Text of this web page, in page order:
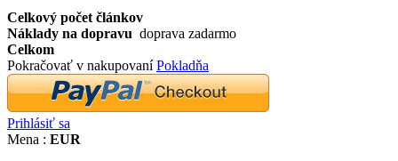
Celkový počet článkov
Náklady na dopravu doprava zadarmo
Celkom
Pokračovať v nakupovaníPokladňa
Prihlásiť sa
Mena : EUR